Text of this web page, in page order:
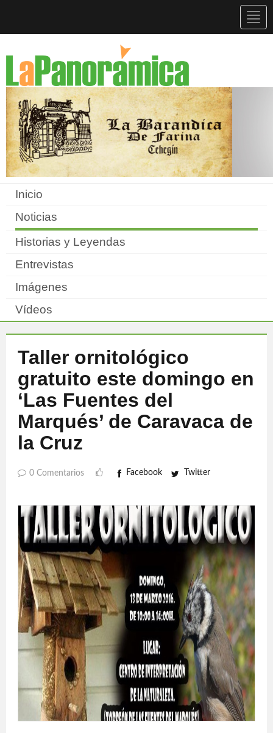
Inicio
Noticias
Historias y Leyendas
Entrevistas
Imágenes
Vídeos
Taller ornitológico
gratuito este domingo en
‘Las Fuentes del
Marqués’ de Caravaca de
la Cruz
0 Comentarios Facebook Twitter